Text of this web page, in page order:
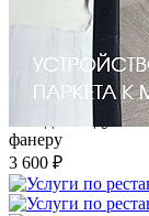
Укладка
фанеру
3 600 ₽